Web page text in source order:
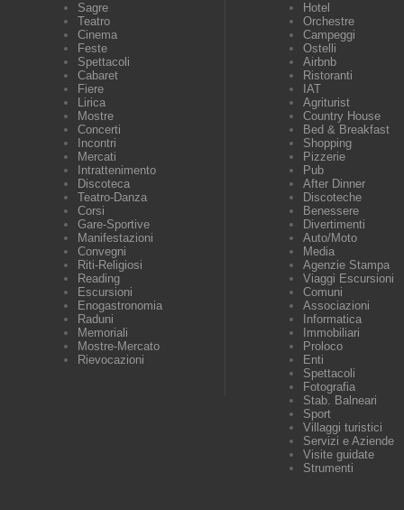
Sagre
Teatro
Cinema
Feste
Spettacoli
Cabaret
Fiere
Lirica
Mostre
Concerti
Incontri
Mercati
Intrattenimento
Discoteca
Teatro-Danza
Corsi
Gare-Sportive
Manifestazioni
Convegni
Riti-Religiosi
Reading
Escursioni
Enogastronomia
Raduni
Memoriali
Mostre-Mercato
Rievocazioni
Hotel
Orchestre
Campeggi
Ostelli
Airbnb
Ristoranti
IAT
Agriturist
Country House
Bed & Breakfast
Shopping
Pizzerie
Pub
After Dinner
Discoteche
Benessere
Divertimenti
Auto/Moto
Media
Agenzie Stampa
Viaggi Escursioni
Comuni
Associazioni
Informatica
Immobiliari
Proloco
Enti
Spettacoli
Fotografia
Stab. Balneari
Sport
Villaggi turistici
Servizi e Aziende
Visite guidate
Strumenti